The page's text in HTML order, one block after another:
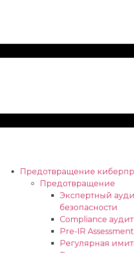
Предотвращение
Предотвращение
Экспертный
безопасности
Compliance аудит
Pre-IR Assessment
Регулярная